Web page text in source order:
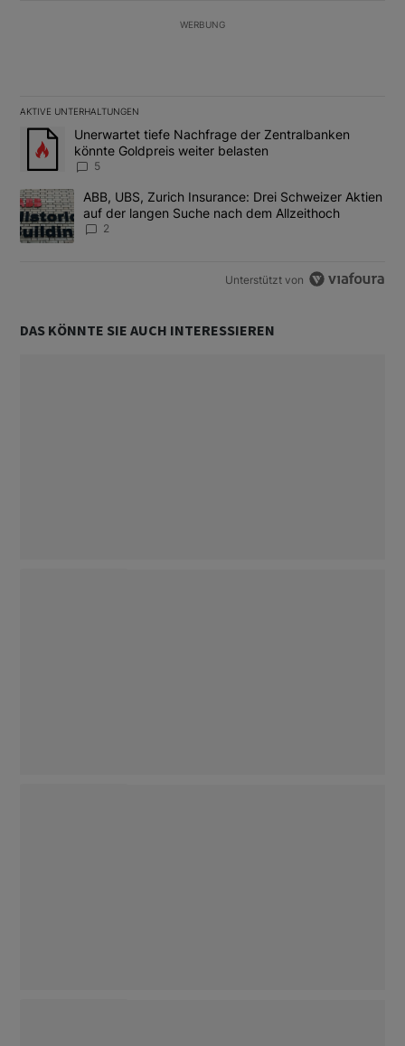
WERBUNG
AKTIVE UNTERHALTUNGEN
Das Folgende ist eine Liste der am meisten kommentierten
Ein Trendartikel mit dem Titel "Unerwartet tiefe Nachfrage der
Unerwartet tiefe Nachfrage der Zentralbanken
könnte Goldpreis weiter belasten
5
Ein Trendartikel mit dem Titel "ABB, UBS, Zurich Insurance:
ABB, UBS, Zurich Insurance: Drei Schweizer Aktien
auf der langen Suche nach dem Allzeithoch
2
Unterstützt von
DAS KÖNNTE SIE AUCH INTERESSIEREN